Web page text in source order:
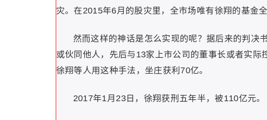
灾。在2015年6月的股灾里，全市场唯有徐翔的基金全
然而这样的神话是怎么实现的呢？据后来的判决
或伙同他人，先后与13家上市公司的董事长或者实际
徐翔等人用这种手法，坐庄获利70亿。
2017年1月23日，徐翔获刑五年半，被110亿元。